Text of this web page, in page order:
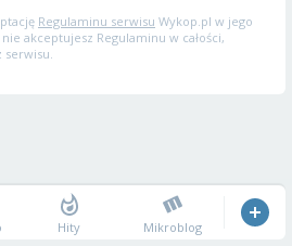
Regulaminu serwisu Wykop.pl w jego
akceptujesz Regulaminu w całości,
serwisu.
Hity Mikroblog